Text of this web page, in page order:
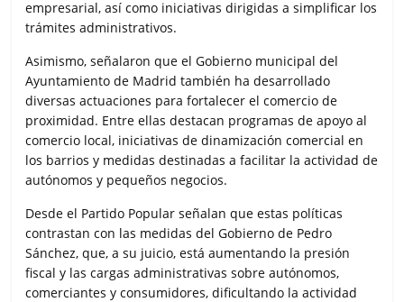
empresarial, así como iniciativas dirigidas a simplificar los
trámites administrativos.
Asimismo, señalaron que el Gobierno municipal del
Ayuntamiento de Madrid también ha desarrollado
diversas actuaciones para fortalecer el comercio de
proximidad. Entre ellas destacan programas de apoyo al
comercio local, iniciativas de dinamización comercial en
los barrios y medidas destinadas a facilitar la actividad de
autónomos y pequeños negocios.
Desde el Partido Popular señalan que estas políticas
contrastan con las medidas del Gobierno de Pedro
Sánchez, que, a su juicio, está aumentando la presión
fiscal y las cargas administrativas sobre autónomos,
comerciantes y consumidores, dificultando la actividad